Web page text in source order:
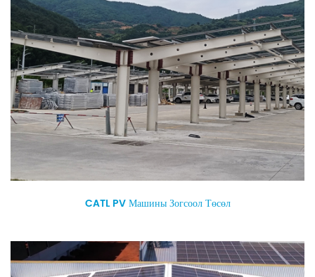
CATL PV Машины Зогсоол Төсөл